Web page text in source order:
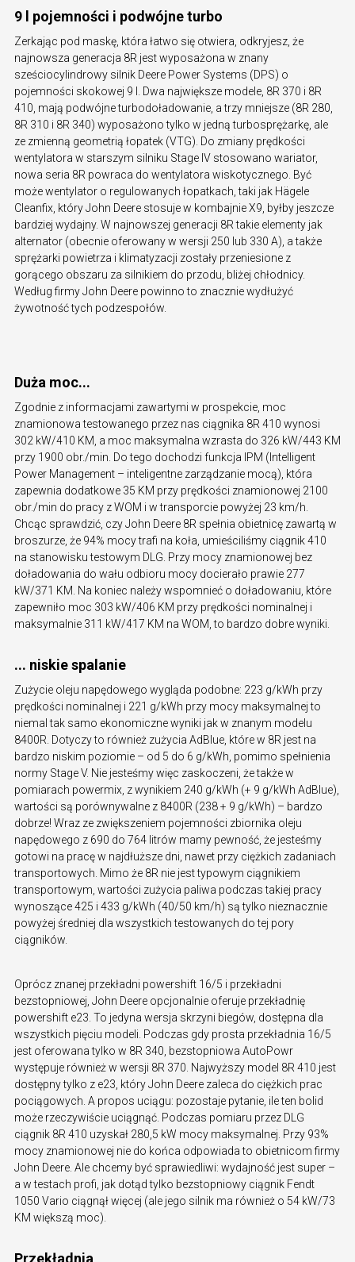
9 l pojemności i podwójne turbo
Zerkając pod maskę, która łatwo się otwiera, odkryjesz, że
najnowsza generacja 8R jest wyposażona w znany
sześciocylindrowy silnik Deere Power Systems (DPS) o
pojemności skokowej 9 l. Dwa największe modele, 8R 370 i 8R
410, mają podwójne turbodoładowanie, a trzy mniejsze (8R 280,
8R 310 i 8R 340) wyposażono tylko w jedną turbosprężarkę, ale
ze zmienną geometrią łopatek (VTG). Do zmiany prędkości
wentylatora w starszym silniku Stage IV stosowano wariator,
nowa seria 8R powraca do wentylatora wiskotycznego. Być
może wentylator o regulowanych łopatkach, taki jak Hägele
Cleanfix, który John Deere stosuje w kombajnie X9, byłby jeszcze
bardziej wydajny. W najnowszej generacji 8R takie elementy jak
alternator (obecnie oferowany w wersji 250 lub 330 A), a także
sprężarki powietrza i klimatyzacji zostały przeniesione z
gorącego obszaru za silnikiem do przodu, bliżej chłodnicy.
Według firmy John Deere powinno to znacznie wydłużyć
żywotność tych podzespołów.
Duża moc...
Zgodnie z informacjami zawartymi w prospekcie, moc
znamionowa testowanego przez nas ciągnika 8R 410 wynosi
302 kW/410 KM, a moc maksymalna wzrasta do 326 kW/443 KM
przy 1900 obr./min. Do tego dochodzi funkcja IPM (Intelligent
Power Management – inteligentne zarządzanie mocą), która
zapewnia dodatkowe 35 KM przy prędkości znamionowej 2100
obr./min do pracy z WOM i w transporcie powyżej 23 km/h.
Chcąc sprawdzić, czy John Deere 8R spełnia obietnicę zawartą w
broszurze, że 94% mocy trafi na koła, umieściliśmy ciągnik 410
na stanowisku testowym DLG. Przy mocy znamionowej bez
doładowania do wału odbioru mocy docierało prawie 277
kW/371 KM. Na koniec należy wspomnieć o doładowaniu, które
zapewniło moc 303 kW/406 KM przy prędkości nominalnej i
maksymalnie 311 kW/417 KM na WOM, to bardzo dobre wyniki.
... niskie spalanie
Zużycie oleju napędowego wygląda podobne: 223 g/kWh przy
prędkości nominalnej i 221 g/kWh przy mocy maksymalnej to
niemal tak samo ekonomiczne wyniki jak w znanym modelu
8400R. Dotyczy to również zużycia AdBlue, które w 8R jest na
bardzo niskim poziomie – od 5 do 6 g/kWh, pomimo spełnienia
normy Stage V. Nie jesteśmy więc zaskoczeni, że także w
pomiarach powermix, z wynikiem 240 g/kWh (+ 9 g/kWh AdBlue),
wartości są porównywalne z 8400R (238 + 9 g/kWh) – bardzo
dobrze! Wraz ze zwiększeniem pojemności zbiornika oleju
napędowego z 690 do 764 litrów mamy pewność, że jesteśmy
gotowi na pracę w najdłuższe dni, nawet przy ciężkich zadaniach
transportowych. Mimo że 8R nie jest typowym ciągnikiem
transportowym, wartości zużycia paliwa podczas takiej pracy
wynoszące 425 i 433 g/kWh (40/50 km/h) są tylko nieznacznie
powyżej średniej dla wszystkich testowanych do tej pory
ciągników.
Oprócz znanej przekładni powershift 16/5 i przekładni
bezstopniowej, John Deere opcjonalnie oferuje przekładnię
powershift e23. To jedyna wersja skrzyni biegów, dostępna dla
wszystkich pięciu modeli. Podczas gdy prosta przekładnia 16/5
jest oferowana tylko w 8R 340, bezstopniowa AutoPowr
występuje również w wersji 8R 370. Najwyższy model 8R 410 jest
dostępny tylko z e23, który John Deere zaleca do ciężkich prac
pociągowych. A propos uciągu: pozostaje pytanie, ile ten bolid
może rzeczywiście uciągnąć. Podczas pomiaru przez DLG
ciągnik 8R 410 uzyskał 280,5 kW mocy maksymalnej. Przy 93%
mocy znamionowej nie do końca odpowiada to obietnicom firmy
John Deere. Ale chcemy być sprawiedliwi: wydajność jest super –
a w testach profi, jak dotąd tylko bezstopniowy ciągnik Fendt
1050 Vario ciągnął więcej (ale jego silnik ma również o 54 kW/73
KM większą moc).
Przekładnia